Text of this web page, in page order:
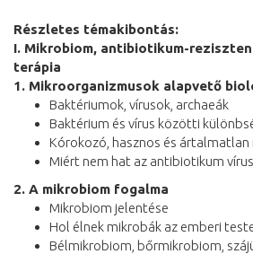
Részletes témakibontás:
I. Mikrobiom, antibiotikum-
terápia
1. Mikroorganizmusok alapvető
Baktériumok, vírusok, archaeák
Baktérium és vírus közötti
Kórokozó, hasznos és
Miért nem hat az antibiotikum
2. A mikrobiom fogalma
Mikrobiom jelentése
Hol élnek mikrobák az emberi
Bélmikrobiom, bőrmikrobiom,